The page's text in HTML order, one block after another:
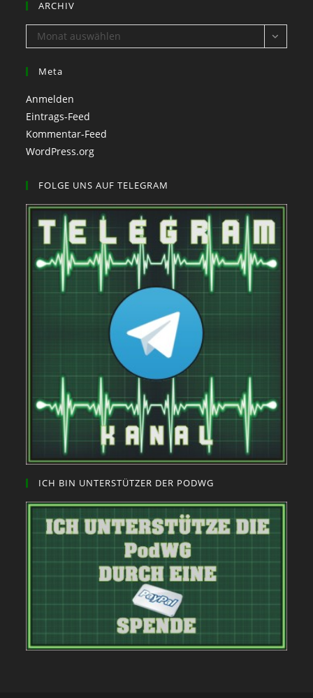
ARCHIV
ARCHIV
Monat auswählen
Meta
Anmelden
Eintrags-Feed
Kommentar-Feed
WordPress.org
FOLGE UNS AUF TELEGRAM
ICH BIN UNTERSTÜTZER DER PODWG